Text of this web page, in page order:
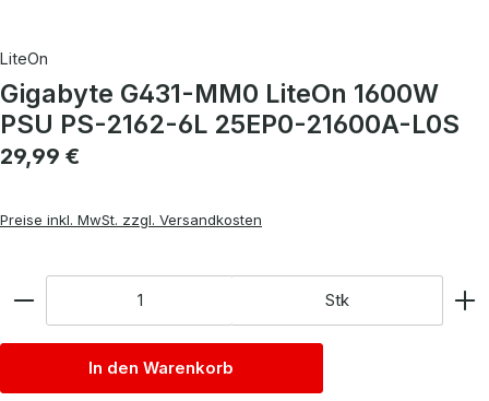
LiteOn
Gigabyte G431-MM0 LiteOn 1600W
PSU PS-2162-6L 25EP0-21600A-L0S
Regulärer Preis:
29,99 €
Preise inkl. MwSt. zzgl. Versandkosten
Stk
In den Warenkorb